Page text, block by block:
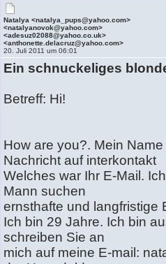
Natalya <natalya_pups@yahoo.com>
<natalyanovok@yahoo.com>
<adesuz02088@yahoo.co.uk>
<anthonette.delacruz@yahoo.com>
20. Juli 2011 um 06:01
Ein schnuckeliges
Betreff: Hi!
How are you?. Mein
Nachricht auf interkontakt
Welches war Ihr E-Mail.
Mann suchen
ernsthafte und langfristige
Ich bin 29 Jahre. Ich bin
schreiben Sie an
mich auf meine E-mail: